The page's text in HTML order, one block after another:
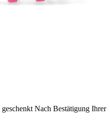
Nach Bestätigung Ihrer